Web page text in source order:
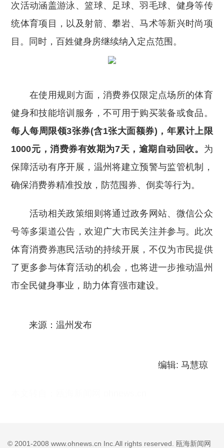
次活动涵盖游泳、篮球、足球、羽毛球、健身等传
统体育项目，以及射箭、攀岩、马术等新兴时尚项
目。同时，百姓健身房继续纳入定点范围。
在使用规则方面，消费券仅限定点场所的体育
健身和技能培训服务，不可用于购买装备或食品。
每人每周限领3张券(含1张大面额券)，年累计上限
1000元，消费券有效期为7天，逾期自动回收。 为
保障活动有序开展，温州将建立预警与监管机制，
确保消费券精准投放，防范囤券、倒卖等行为。
活动相关政策细则将通过政务网站、微信公众
号等多渠道公告，欢迎广大市民关注并参与。此次
体育消费券惠民活动的持续开展，不仅为市民提供
了更多参与体育活动的机会，也将进一步推动温州
市全民健身事业，助力体育强市建设。
来源：温州发布
编辑: 马慧琼
© 2001-2008 www.ohnews.cn Inc.All rights reserved. 瓯海新闻网